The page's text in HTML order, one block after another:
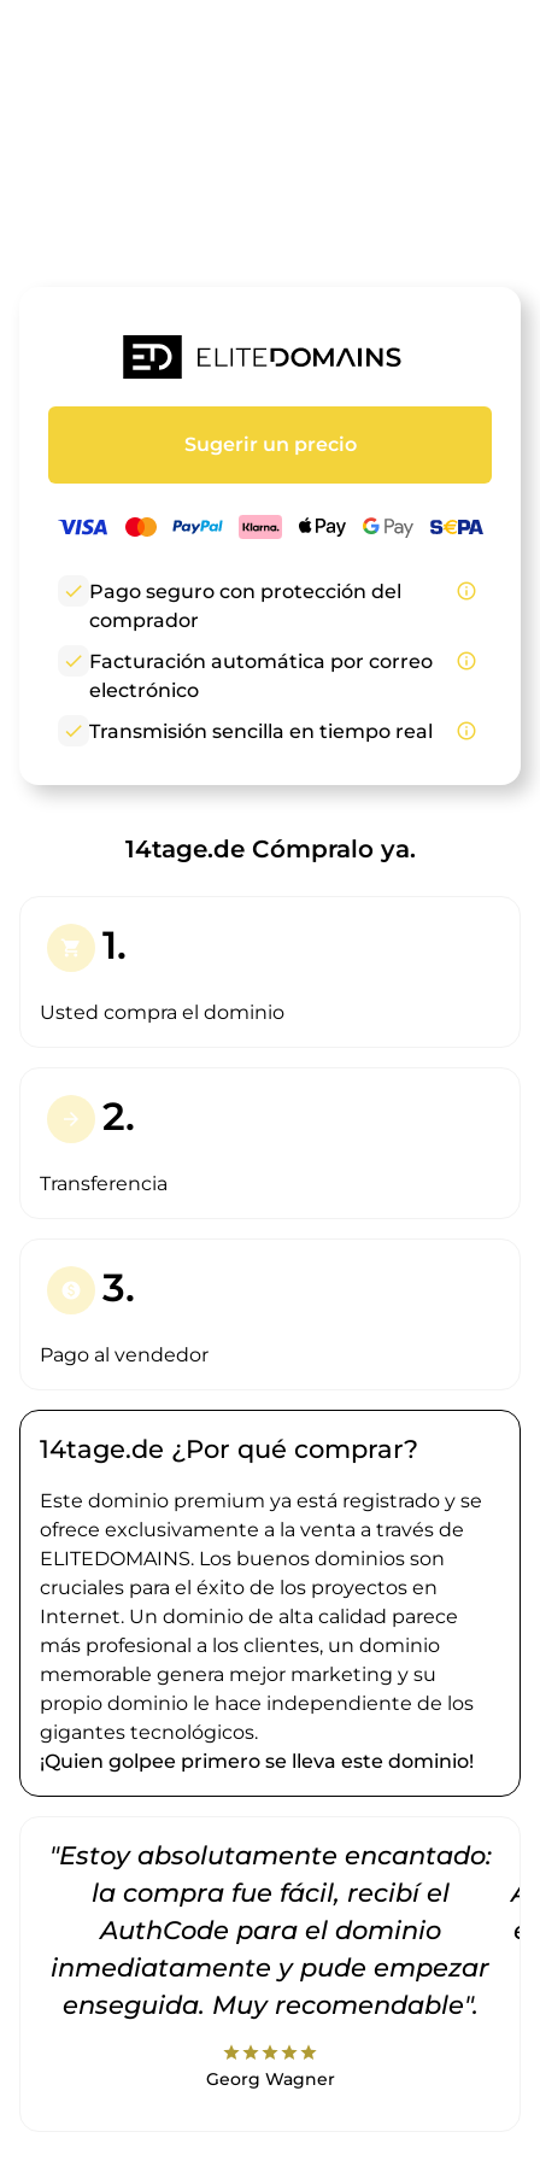
Sugerir un precio
check Pago seguro con protección del
comprador
info_outline
check Facturación automática por correo
electrónico
info_outline
check Transmisión sencilla en tiempo real info_outline
14tage.de Cómpralo ya.
shopping_cart 1.
Usted compra el dominio
arrow_forward 2.
Transferencia
paid 3.
Pago al vendedor
14tage.de ¿Por qué comprar?
Este dominio premium ya está registrado y se
ofrece exclusivamente a la venta a través de
ELITEDOMAINS. Los buenos dominios son
cruciales para el éxito de los proyectos en
Internet. Un dominio de alta calidad parece
más profesional a los clientes, un dominio
memorable genera mejor marketing y su
propio dominio le hace independiente de los
gigantes tecnológicos.
¡Quien golpee primero se lleva este dominio!
"Estoy absolutamente encantado:
la compra fue fácil, recibí el
AuthCode para el dominio
inmediatamente y pude empezar
enseguida. Muy recomendable".
starstarstarstarstar
Georg Wagner